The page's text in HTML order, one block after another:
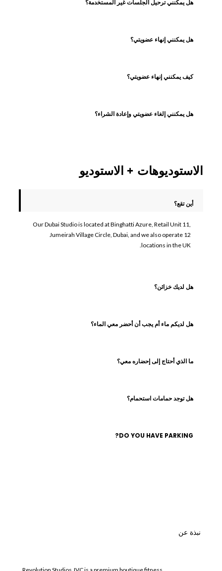
هل يمكنني ترحيل الجلسات غير المستخدمة؟
هل يمكنني إنهاء عضويتي؟
كيف يمكنني إنهاء عضويتي؟
هل يمكنني إلغاء عضويتي وإعادة الشراء؟
الاستوديوهات + الاستوديو
أين تقع؟
Our Dubai Studio is located at Binghatti Azure, Retail Unit 11,
Jumeirah Village Circle, Dubai, and we also operate 12
locations in the UK.
هل لديك خزائن؟
هل لديكم ماء أم يجب أن أحضر معي الماء؟
ما الذي أحتاج إلى إحضاره معي؟
هل توجد حمامات استحمام؟
DO YOU HAVE PARKING?
نبذة عن